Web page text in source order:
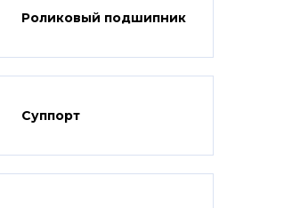
Роликовый подшипник
Суппорт